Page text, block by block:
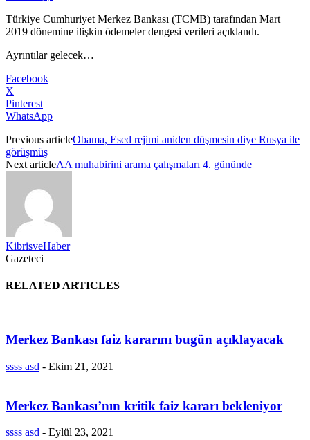
Türkiye Cumhuriyet Merkez Bankası (TCMB) tarafından Mart
2019 dönemine ilişkin ödemeler dengesi verileri açıklandı.
Ayrıntılar gelecek…
Facebook
X
Pinterest
WhatsApp
Previous articleObama, Esed rejimi aniden düşmesin diye Rusya ile
görüşmüş
Next articleAA muhabirini arama çalışmaları 4. gününde
KibrisveHaber
Gazeteci
RELATED ARTICLES
Merkez Bankası faiz kararını bugün açıklayacak
ssss asd - Ekim 21, 2021
Merkez Bankası’nın kritik faiz kararı bekleniyor
ssss asd - Eylül 23, 2021